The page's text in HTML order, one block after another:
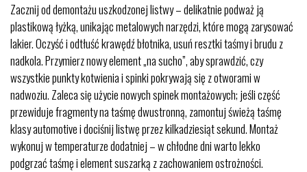
Zacznij od demontażu uszkodzonej listwy – delikatnie podważ ją
plastikową łyżką, unikając metalowych narzędzi, które mogą zarysować
lakier. Oczyść i odtłuść krawędź błotnika, usuń resztki taśmy i brudu z
nadkola. Przymierz nowy element „na sucho”, aby sprawdzić, czy
wszystkie punkty kotwienia i spinki pokrywają się z otworami w
nadwoziu. Zaleca się użycie nowych spinek montażowych; jeśli część
przewiduje fragmenty na taśmę dwustronną, zamontuj świeżą taśmę
klasy automotive i dociśnij listwę przez kilkadziesiąt sekund. Montaż
wykonuj w temperaturze dodatniej – w chłodne dni warto lekko
podgrzać taśmę i element suszarką z zachowaniem ostrożności.